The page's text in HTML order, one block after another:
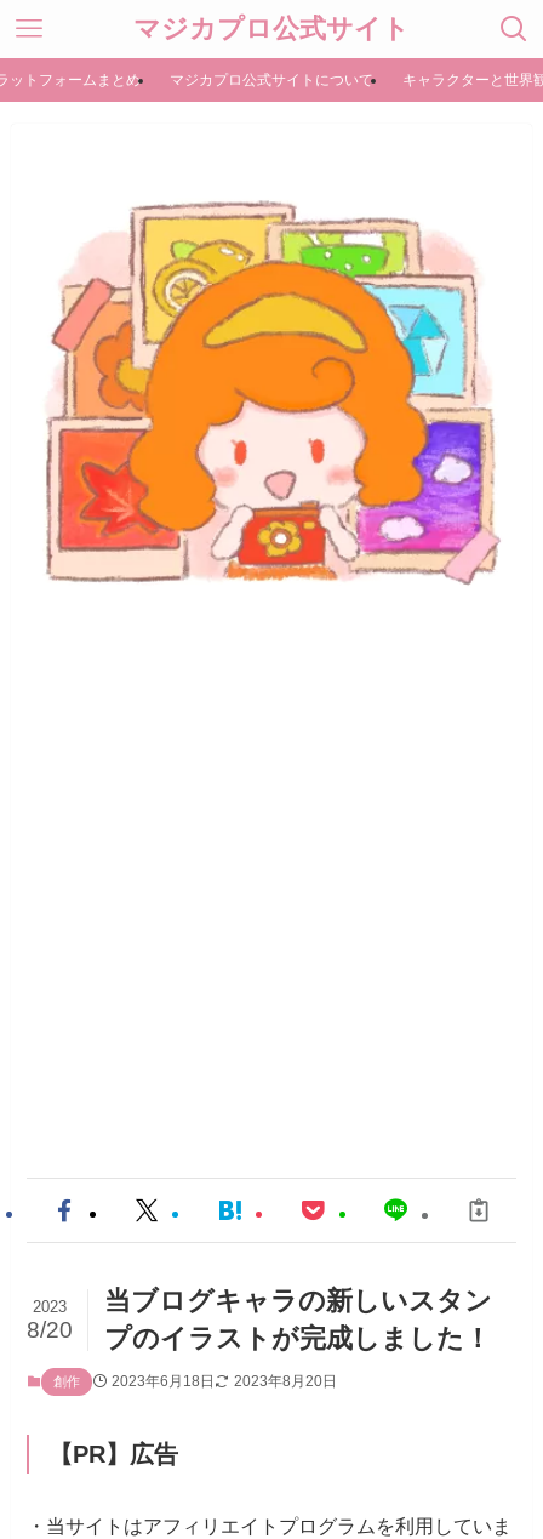
マジカプロ公式サイト
ットフォームまとめ マジカプロ公式サイトについて キャラクターと世界
当ブログキャラの新しいスタン
プのイラストが完成しました！
2023
8/20
創作 2023年6月18日 2023年8月20日
【PR】広告
・当サイトはアフィリエイトプログラムを利用していま